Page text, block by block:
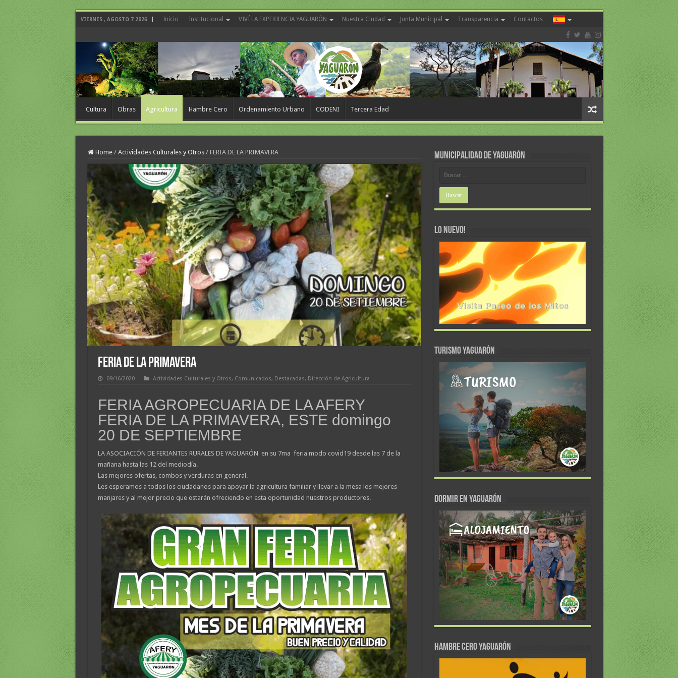
VIERNES , AGOSTO 7 2026 Inicio Institucional VIVÍ LA EXPERIENCIA YAGUARÓN Nuestra Ciudad Junta Municipal Transparencia Contactos
Cultura Obras Agricultura Hambre Cero Ordenamiento Urbano CODENI Tercera Edad
Home / Actividades Culturales y Otros / FERIA DE LA PRIMAVERA
FERIA DE LA PRIMAVERA
09/16/2020 Actividades Culturales y Otros, Comunicados, Destacadas, Dirección de Agricultura
FERIA AGROPECUARIA DE LA AFERY
FERIA DE LA PRIMAVERA, ESTE domingo
20 DE SEPTIEMBRE
LA ASOCIACIÓN DE FERIANTES RURALES DE YAGUARÓN en su 7ma feria modo covid19 desde las 7 de la
mañana hasta las 12 del mediodía.
Las mejores ofertas, combos y verduras en general.
Les esperamos a todos los ciudadanos para apoyar la agricultura familiar y llevar a la mesa los mejores
manjares y al mejor precio que estarán ofreciendo en esta oportunidad nuestros productores.
MUNICIPALIDAD DE YAGUARÓN
LO NUEVO!
TURISMO YAGUARÓN
DORMIR EN YAGUARÓN
Hambre Cero Yaguarón